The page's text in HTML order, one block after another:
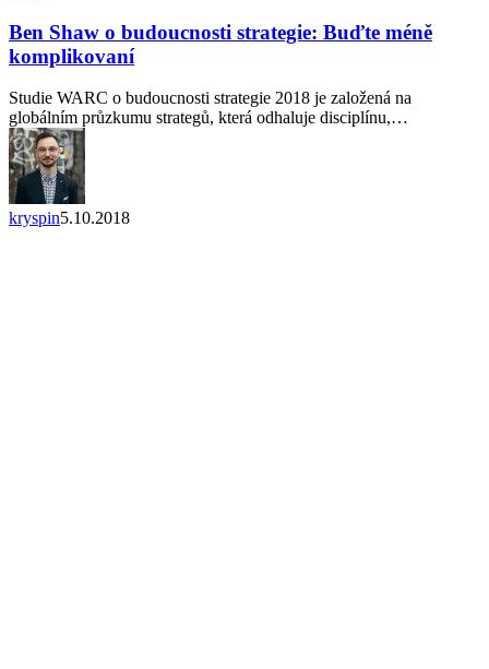
o
budoucnosti
strategie:
méně
komplikovaní
Ben Shaw o budoucnosti strategie: Buďte méně
komplikovaní
Studie WARC o budoucnosti strategie 2018 je založená na
globálním průzkumu strategů, která odhaluje disciplínu,…
kryspin5.10.2018